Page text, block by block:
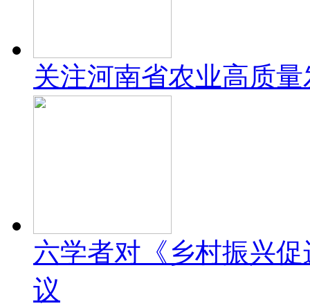
关注河南省农业高质
六学者对《乡村振兴
议